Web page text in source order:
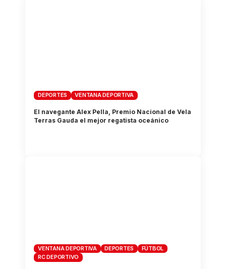
DEPORTES VENTANA DEPORTIVA
El navegante Alex Pella, Premio Nacional de Vela
Terras Gauda el mejor regatista oceánico
VENTANA DEPORTIVA DEPORTES
FÚTBOL
RC DEPORTIVO